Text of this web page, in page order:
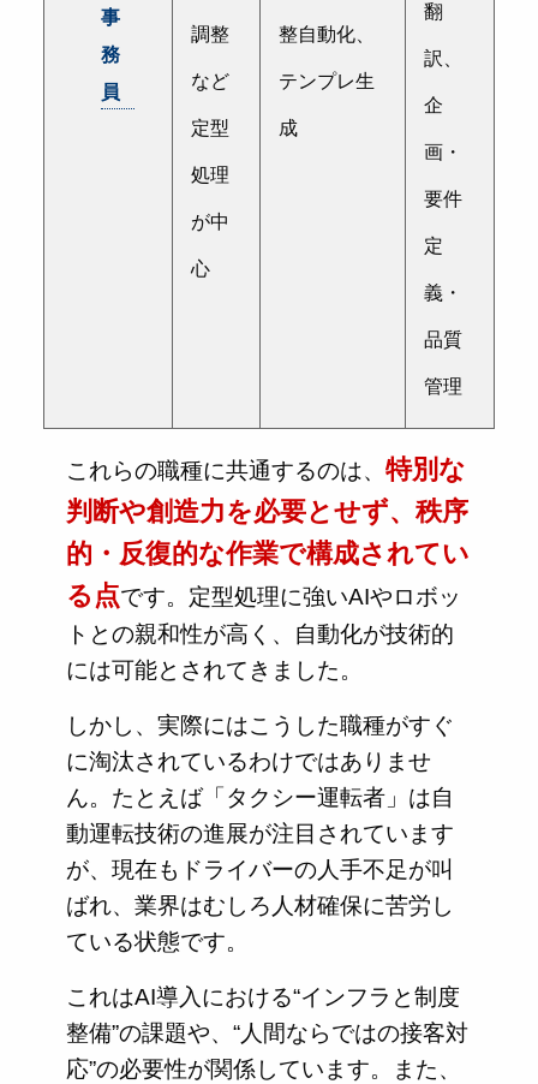
事
務
員
調整
など
定型
処理
が中
心
整自動化、
テンプレ生
成
翻
訳、
企
画・
要件
定
義・
品質
管理
これらの職種に共通するのは、 特別な
判断や創造力を必要とせず、秩序
的・反復的な作業で構成されてい
る点です。定型処理に強いAIやロボッ
トとの親和性が高く、自動化が技術的
には可能とされてきました。
しかし、実際にはこうした職種がすぐ
に淘汰されているわけではありませ
ん。たとえば「タクシー運転者」は自
動運転技術の進展が注目されています
が、現在もドライバーの人手不足が叫
ばれ、業界はむしろ人材確保に苦労し
ている状態です。
これはAI導入における“インフラと制度
整備”の課題や、“人間ならではの接客対
応”の必要性が関係しています。また、